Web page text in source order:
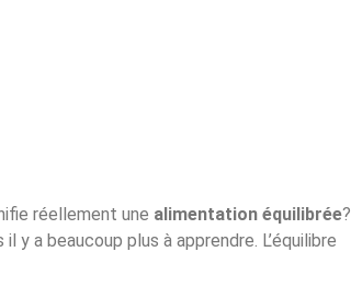
réellement une alimentation équilibrée?
a beaucoup plus à apprendre. L’équilibre